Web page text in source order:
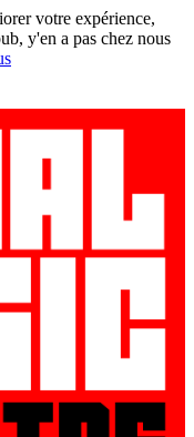
votre expérience,
y'en a pas chez nous